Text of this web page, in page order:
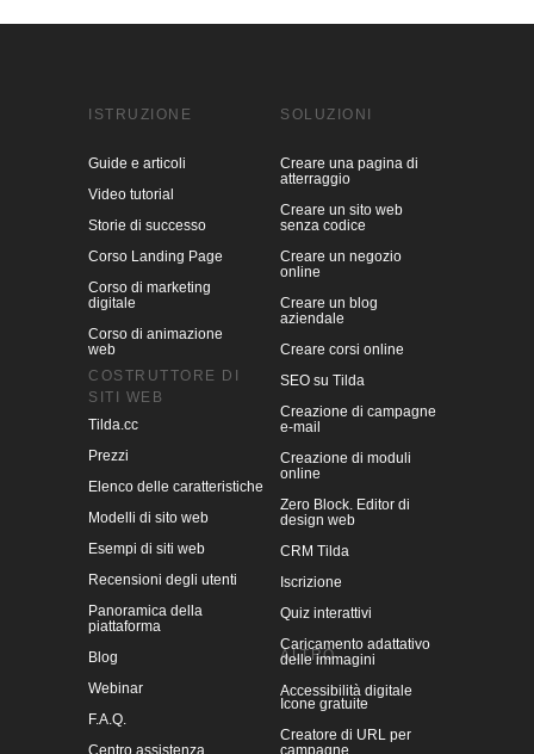
Guide e articoli
Video tutorial
Storie di successo
Corso Landing Page
Corso di marketing
digitale
Corso di animazione
web
ISTRUZIONE
Tilda.cc
Prezzi
Elenco delle caratteristiche
Modelli di sito web
Esempi di siti web
Recensioni degli utenti
Panoramica della
piattaforma
Blog
Webinar
F.A.Q.
Centro assistenza
COSTRUTTORE DI
SITI WEB
Icone gratuite
Creatore di URL per
campagne
ALTRO
Creare una pagina di
atterraggio
Creare un sito web
senza codice
Creare un negozio
online
Creare un blog
aziendale
Creare corsi online
SEO su Tilda
Creazione di campagne
e-mail
Creazione di moduli
online
Zero Block. Editor di
design web
CRM Tilda
Iscrizione
Quiz interattivi
Caricamento adattativo
delle immagini
Accessibilità digitale
SOLUZIONI